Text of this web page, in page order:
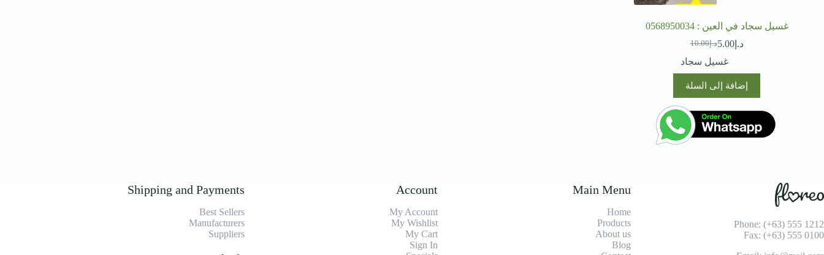
غسيل سجاد في العين : 0568950034
د.إ10.00
السعر
الأصلي
هو:
د.إ5.00السعر
الحالي
هو:
غسيل سجاد
إضافة إلى السلة
Phone: (+63) 555 1212
Fax: (+63) 555 0100
Main Menu
Home
Products
About us
Blog
Account
My Account
My Wishlist
My Cart
Sign In
Shipping and Payments
Best Sellers
Manufacturers
Suppliers